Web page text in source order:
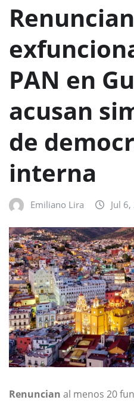
Renuncian
PAN en
acusan
de
interna
Emiliano Lira Jul
Renuncian al menos 20